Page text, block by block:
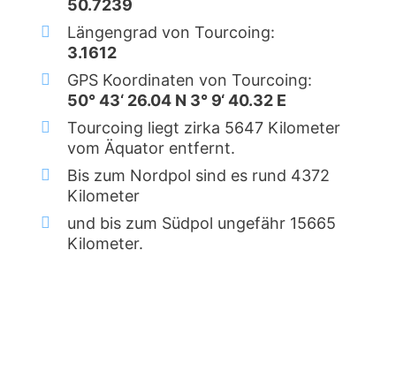
50.7239
Längengrad von Tourcoing:
3.1612
GPS Koordinaten von Tourcoing:
50° 43‘ 26.04 N 3° 9‘ 40.32 E
Tourcoing liegt zirka 5647 Kilometer
vom Äquator entfernt.
Bis zum Nordpol sind es rund 4372
Kilometer
und bis zum Südpol ungefähr 15665
Kilometer.